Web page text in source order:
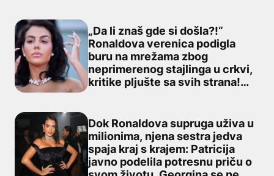
„Da li znaš gde si došla?!“ Ronaldova verenica
„Da li znaš gde si došla?!“
Ronaldova verenica podigla
buru na mrežama zbog
neprimerenog stajlinga u crkvi,
kritike pljušte sa svih strana!
Dok Ronaldova supruga uživa u milionima, njena
Dok Ronaldova supruga uživa u
milionima, njena sestra jedva
spaja kraj s krajem: Patricija
javno podelila potresnu priču o